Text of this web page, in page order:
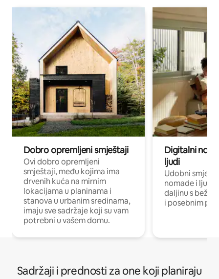
Dobro opremljeni smještaji
Ovi dobro opremljeni
smještaji, među kojima ima
drvenih kuća na mirnim
lokacijama u planinama i
stanova u urbanim sredinama,
imaju sve sadržaje koji su vam
potrebni u vašem domu.
Digitalni
ljudi
Udobni
nomade i ljude
daljinu s
i posebnim
Sadržaji i prednosti za one koji planiraju